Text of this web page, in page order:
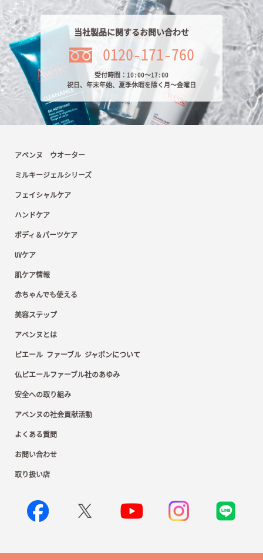
当社製品に関するお問い合わせ
0120-171-760
受付時間：10:00～17:00
祝日、年末年始、夏季休暇を除く月～金曜日
アベンヌ ウオーター
ミルキージェルシリーズ
フェイシャルケア
ハンドケア
ボディ＆パーツケア
UVケア
肌ケア情報
赤ちゃんでも使える
美容ステップ
アベンヌとは
ピエール ファーブル ジャポンについて
仏ピエールファーブル社のあゆみ
安全への取り組み
アベンヌの社会貢献活動
よくある質問
お問い合わせ
取り扱い店